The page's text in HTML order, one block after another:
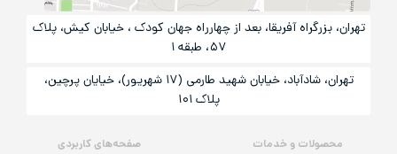
محصولات و خدمات
صفحه‌های کاربردی
تهران، بزرگراه آفریقا، بعد از چهارراه جهان کودک ، خیابان کیش، پلاک
۵۷، طبقه ۱
تهران، شادآباد، خیابان شهید طارمی (۱۷ شهریور)، خیایان پرچین،
پلاک ۱۰۱